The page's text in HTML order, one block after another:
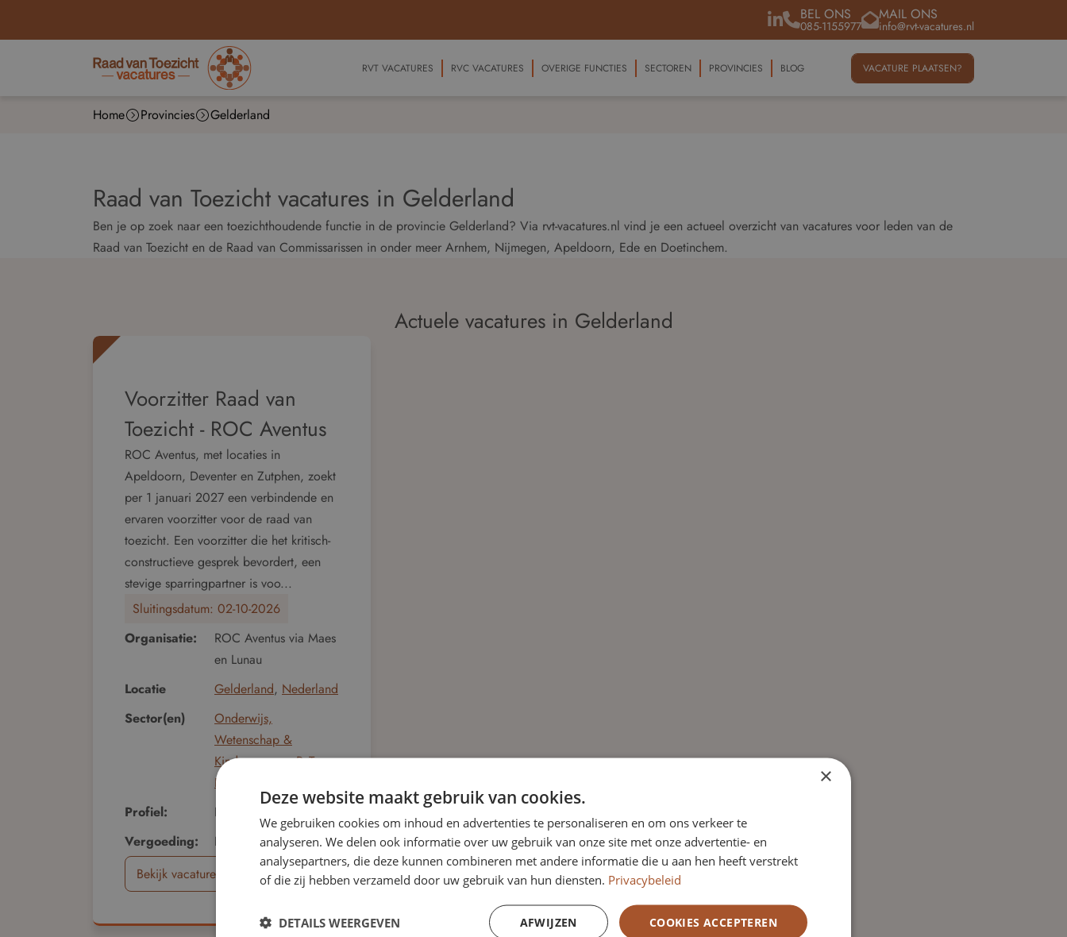
BEL ONS
085-1155977
MAIL ONS
info@rvt-vacatures.nl
RVT VACATURES RVC VACATURES OVERIGE FUNCTIES SECTOREN PROVINCIES BLOG VACATURE PLAATSEN?
Home Provincies Gelderland
Raad van Toezicht vacatures in Gelderland
Ben je op zoek naar een toezichthoudende functie in de provincie Gelderland? Via rvt-vacatures.nl vind je een actueel overzicht van vacatures voor leden van de
Raad van Toezicht en de Raad van Commissarissen in onder meer Arnhem, Nijmegen, Apeldoorn, Ede en Doetinchem.
Actuele vacatures in Gelderland
Voorzitter Raad van
Toezicht - ROC Aventus
ROC Aventus, met locaties in
Apeldoorn, Deventer en Zutphen, zoekt
per 1 januari 2027 een verbindende en
ervaren voorzitter voor de raad van
toezicht. Een voorzitter die het kritisch-
constructieve gesprek bevordert, een
stevige sparringpartner is voo...
Sluitingsdatum: 02-10-2026
Organisatie:
ROC Aventus via Maes
en Lunau
Locatie
Gelderland, Nederland
Sector(en)
Onderwijs,
Wetenschap &
Kinderopvang, RvT,
Bestuur & Governance
Profiel:
Bestuurlijk
Vergoeding:
Bezoldigd
Bekijk vacature
×
Deze website maakt gebruik van cookies.
We gebruiken cookies om inhoud en advertenties te personaliseren en om ons verkeer te
analyseren. We delen ook informatie over uw gebruik van onze site met onze advertentie- en
analysepartners, die deze kunnen combineren met andere informatie die u aan hen heeft verstrekt
of die zij hebben verzameld door uw gebruik van hun diensten. Privacybeleid
COOKIES ACCEPTEREN
AFWIJZEN
DETAILS WEERGEVEN